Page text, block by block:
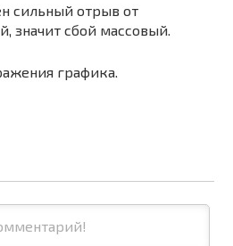
сильный отрыв от
значит сбой массовый.
графика.